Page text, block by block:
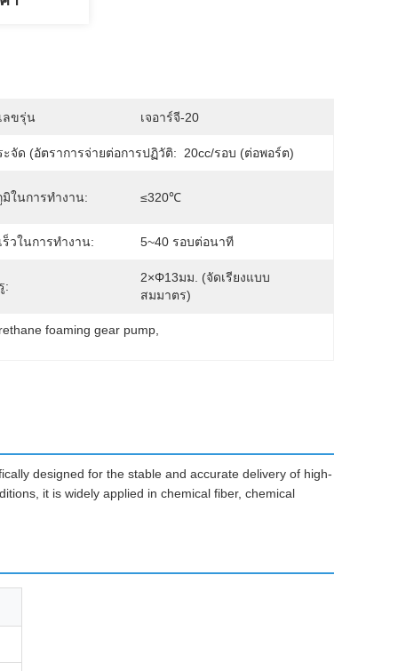
ลขรุ่น เจอาร์จี-20
ะจัด (อัตราการจ่ายต่อการปฏิวัติ: 20cc/รอบ (ต่อพอร์ต)
ในการทำงาน: ≤320℃
ร็วในการทำงาน: 5~40 รอบต่อนาที
:
2×φ13มม. (จัดเรียงแบบ
สมมาตร)
foaming gear pump
designed for the stable and accurate delivery of high-
it is widely applied in chemical fiber, chemical